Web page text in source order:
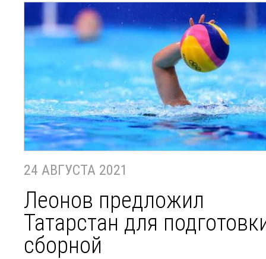
24 АВГУСТА 2021
Леонов предложил
Татарстан для
сборной